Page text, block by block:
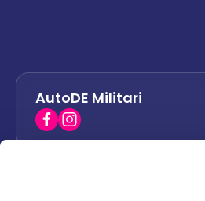
AutoDE Militari